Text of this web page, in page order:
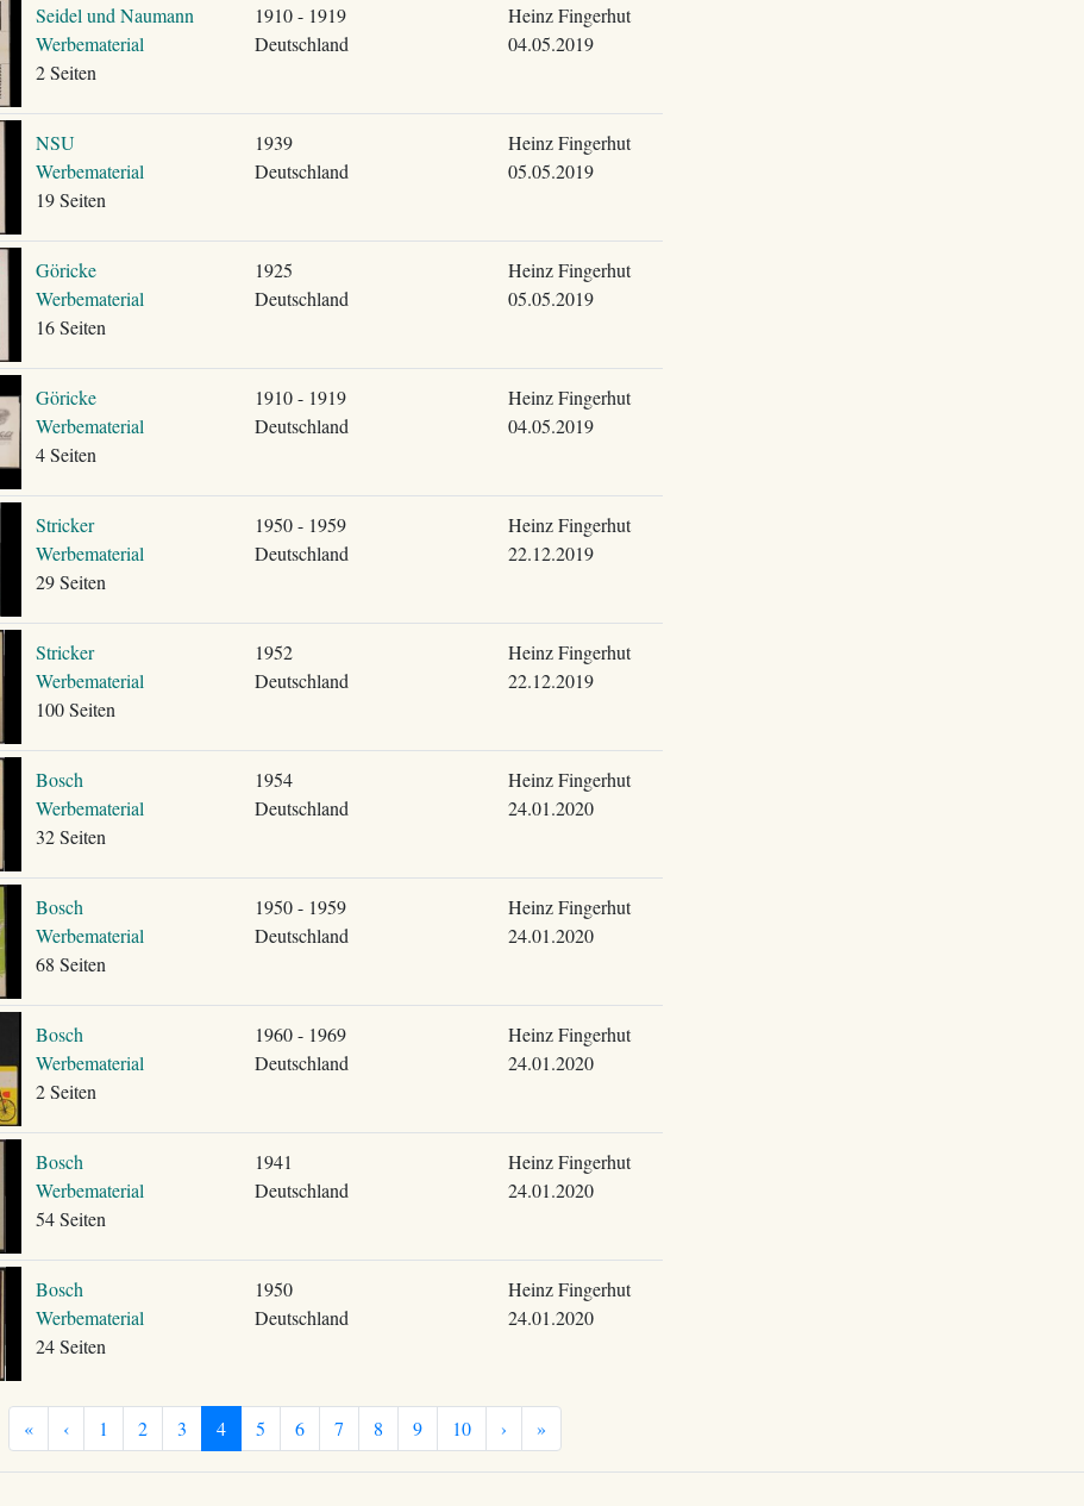
Seidel und Naumann
Werbematerial
2 Seiten
1910 - 1919
Deutschland
Heinz Fingerhut
04.05.2019
NSU
Werbematerial
19 Seiten
1939
Deutschland
Heinz Fingerhut
05.05.2019
Göricke
Werbematerial
16 Seiten
1925
Deutschland
Heinz Fingerhut
05.05.2019
Göricke
Werbematerial
4 Seiten
1910 - 1919
Deutschland
Heinz Fingerhut
04.05.2019
Stricker
Werbematerial
29 Seiten
1950 - 1959
Deutschland
Heinz Fingerhut
22.12.2019
Stricker
Werbematerial
100 Seiten
1952
Deutschland
Heinz Fingerhut
22.12.2019
Bosch
Werbematerial
32 Seiten
1954
Deutschland
Heinz Fingerhut
24.01.2020
Bosch
Werbematerial
68 Seiten
1950 - 1959
Deutschland
Heinz Fingerhut
24.01.2020
Bosch
Werbematerial
2 Seiten
1960 - 1969
Deutschland
Heinz Fingerhut
24.01.2020
Bosch
Werbematerial
54 Seiten
1941
Deutschland
Heinz Fingerhut
24.01.2020
Bosch
Werbematerial
24 Seiten
1950
Deutschland
Heinz Fingerhut
24.01.2020
« ‹ 1 2 3 4 5 6 7 8 9 10 › »